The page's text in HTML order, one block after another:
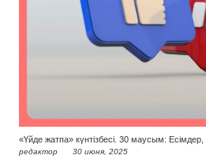
«Үйде жатпа» күнтізбесі. 30 маусым:
редактор 30 июня, 2025